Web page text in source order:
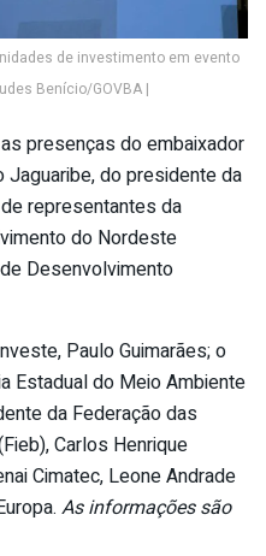
de investimento em evento
Benício/GOVBA |
presenças do embaixador
Jaguaribe, do presidente da
representantes da
do Nordeste
Desenvolvimento
Paulo Guimarães; o
Estadual do Meio Ambiente
da Federação das
Carlos Henrique
Cimatec, Leone Andrade
As informações são